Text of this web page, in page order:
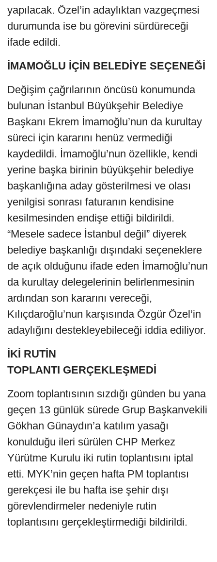
yapılacak. Özel’in adaylıktan vazgeçmesi
durumunda ise bu görevini sürdüreceği
ifade edildi.
İMAMOĞLU İÇİN BELEDİYE SEÇENEĞİ
Değişim çağrılarının öncüsü konumunda
bulunan İstanbul Büyükşehir Belediye
Başkanı Ekrem İmamoğlu’nun da kurultay
süreci için kararını henüz vermediği
kaydedildi. İmamoğlu’nun özellikle, kendi
yerine başka birinin büyükşehir belediye
başkanlığına aday gösterilmesi ve olası
yenilgisi sonrası faturanın kendisine
kesilmesinden endişe ettiği bildirildi.
“Mesele sadece İstanbul değil” diyerek
belediye başkanlığı dışındaki seçeneklere
de açık olduğunu ifade eden İmamoğlu’nun
da kurultay delegelerinin belirlenmesinin
ardından son kararını vereceği,
Kılıçdaroğlu’nun karşısında Özgür Özel’in
adaylığını destekleyebileceği iddia ediliyor.
İKİ RUTİN
TOPLANTI GERÇEKLEŞMEDİ
Zoom toplantısının sızdığı günden bu yana
geçen 13 günlük sürede Grup Başkanvekili
Gökhan Günaydın’a katılım yasağı
konulduğu ileri sürülen CHP Merkez
Yürütme Kurulu iki rutin toplantısını iptal
etti. MYK’nin geçen hafta PM toplantısı
gerekçesi ile bu hafta ise şehir dışı
görevlendirmeler nedeniyle rutin
toplantısını gerçekleştirmediği bildirildi.